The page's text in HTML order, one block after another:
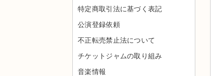
特定商取引法に基づく表記
公演登録依頼
不正転売禁止法について
チケットジャムの取り組み
音楽情報